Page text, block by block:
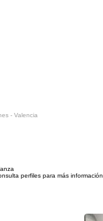
- Valencia
perfiles para más información.